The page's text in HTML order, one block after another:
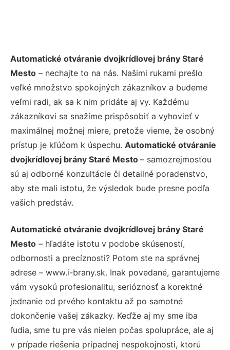
Automatické otváranie dvojkrídlovej brány Staré
Mesto – nechajte to na nás. Našimi rukami prešlo
veľké množstvo spokojných zákazníkov a budeme
veľmi radi, ak sa k nim pridáte aj vy. Každému
zákazníkovi sa snažíme prispôsobiť a vyhovieť v
maximálnej možnej miere, pretože vieme, že osobný
prístup je kľúčom k úspechu. Automatické otváranie
dvojkrídlovej brány Staré Mesto – samozrejmosťou
sú aj odborné konzultácie či detailné poradenstvo,
aby ste mali istotu, že výsledok bude presne podľa
vašich predstáv.
Automatické otváranie dvojkrídlovej brány Staré
Mesto – hľadáte istotu v podobe skúseností,
odbornosti a precíznosti? Potom ste na správnej
adrese – www.i-brany.sk. Inak povedané, garantujeme
vám vysokú profesionalitu, serióznosť a korektné
jednanie od prvého kontaktu až po samotné
dokončenie vašej zákazky. Keďže aj my sme iba
ľudia, sme tu pre vás nielen počas spolupráce, ale aj
v prípade riešenia prípadnej nespokojnosti, ktorú